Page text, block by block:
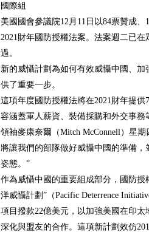
國際組
美國國會參議院12月11日以84票贊成
2021財年國防授權法案。法案週二已
過。
新的威懾計劃為如何有效威懾中國、
供了重要一步。
這項年度國防授權法將在2021財年提供
容涵蓋軍人薪資、裝備採購和外交事
領袖麥康奈爾（Mitch McConnell）星
將讓我們的部隊做好威懾中國的準備
姿態。”
作為威懾中國的重要組成部分，國防授
洋威懾計劃”（Pacific Deterrence
項目撥款22億美元，以加強美國在印
深化與盟友的合作。這項新計劃效仿